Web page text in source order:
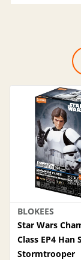
BLOKEES
Star Wars
Class EP4 Han
Stormtrooper